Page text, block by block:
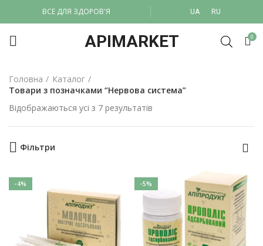
ВСЕ ДЛЯ ЗДОРОВ'Я UA RU
APIMARKET 0
Головна
Каталог
Товари з позначками “Нервова система”
Відображаються усі з 7 результатів
Фільтри
-4% -5%